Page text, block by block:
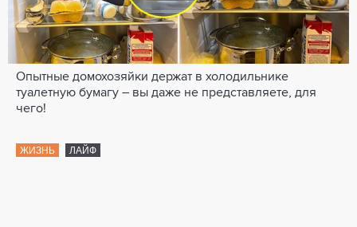
Опытные домохозяйки держат в холодильнике
туалетную бумагу – вы даже не представляете, для
чего!
ЖИЗНЬ ЛАЙФ